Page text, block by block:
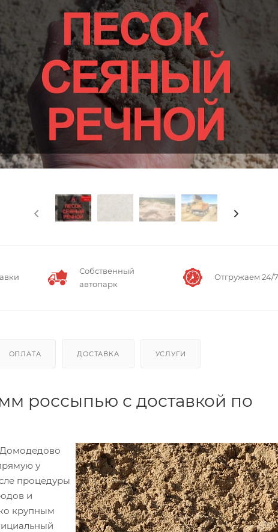
Собственный
автопарк
Отгружаем 24/7
ОПЛАТА ДОСТАВКА УСЛУГИ
россыпью с доставкой по
Домодедово
у
процедуры
и
крупным